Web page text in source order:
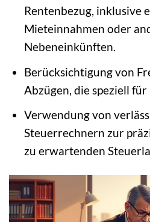
Rentenbezug, inklusive
Mieteinnahmen oder
Nebeneinkünften.
Berücksichtigung von
Abzügen, die speziell für
Verwendung von
Steuerrechnern zur
zu erwartenden